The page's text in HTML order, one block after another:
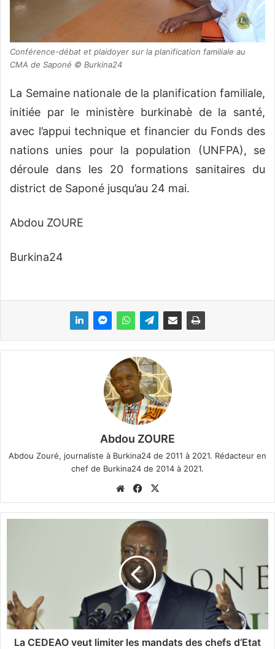
Conférence-débat et plaidoyer sur la planification familiale au
CMA de Saponé © Burkina24
La Semaine nationale de la planification familiale,
initiée par le ministère burkinabè de la santé,
avec l’appui technique et financier du Fonds des
nations unies pour la population (UNFPA), se
déroule dans les 20 formations sanitaires du
district de Saponé jusqu’au 24 mai.
Abdou ZOURE
Burkina24
Abdou ZOURE
Abdou Zouré, journaliste à Burkina24 de 2011 à 2021. Rédacteur en
chef de Burkina24 de 2014 à 2021.
We
bsi
te
Fa
ce
bo
ok
A
O
v
La CEDEAO veut limiter les mandats des chefs d’Etat